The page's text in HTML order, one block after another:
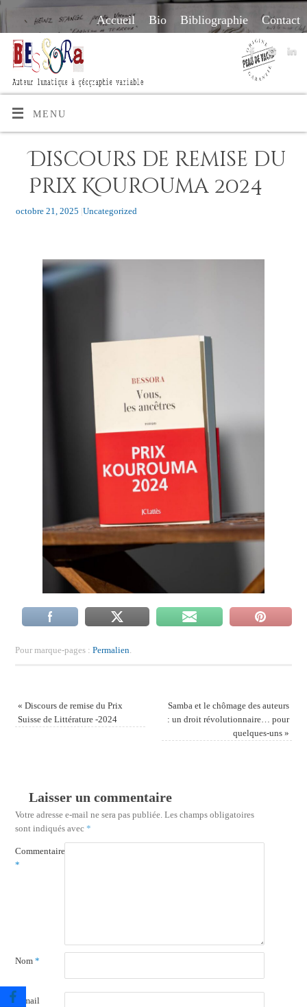
Accueil Bio Bibliographie Contact
MENU
Discours de remise du
Prix Kourouma 2024
octobre 21, 2025 |Uncategorized
Pour marque-pages : Permalien
« Discours de remise du Prix
Suisse de Littérature -2024
Samba et le chômage des auteurs
: un droit révolutionnaire… pour
quelques-uns»
Laisser un commentaire
Votre adresse e-mail ne sera pas publiée. Les champs obligatoires
sont indiqués avec *
Commentaire
*
Nom *
E-mail